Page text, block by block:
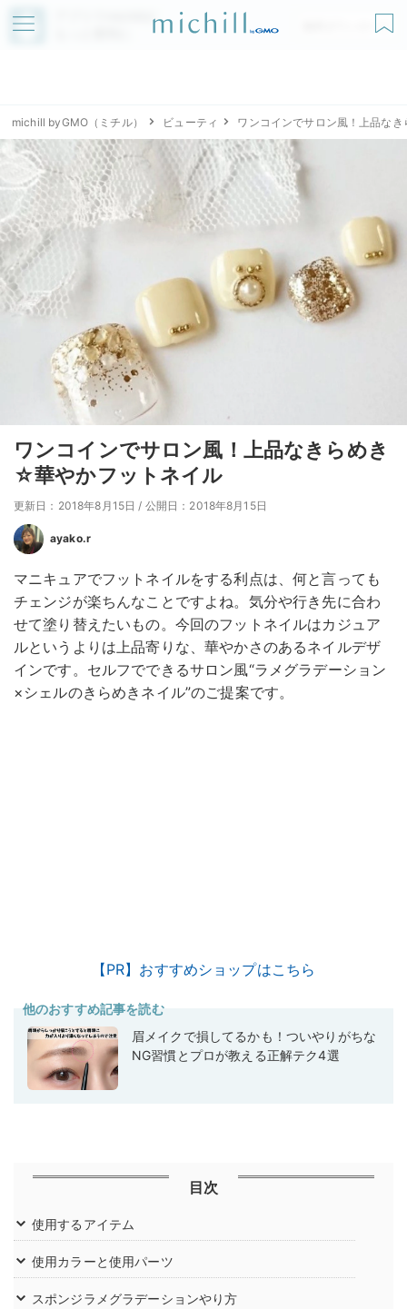
アプリでmichillが
無料ダウンロード
michill byGMO（ミチル） ビューティ ワンコインでサロン風！上品な
ワンコインでサロン風！上品なきらめき
☆華やかフットネイル
更新日：2018年8月15日 / 公開日：2018年8月15日
ayako.r
マニキュアでフットネイルをする利点は、何と言っても
チェンジが楽ちんなことですよね。気分や行き先に合わ
せて塗り替えたいもの。今回のフットネイルはカジュア
ルというよりは上品寄りな、華やかさのあるネイルデザ
インです。セルフでできるサロン風“ラメグラデーション
×シェルのきらめきネイル”のご提案です。
【PR】おすすめショップはこちら
他のおすすめ記事を読む
眉メイクで損してるかも！ついやりがちな
NG習慣とプロが教える正解テク4選
目次
使用するアイテム
使用カラーと使用パーツ
スポンジラメグラデーションやり方